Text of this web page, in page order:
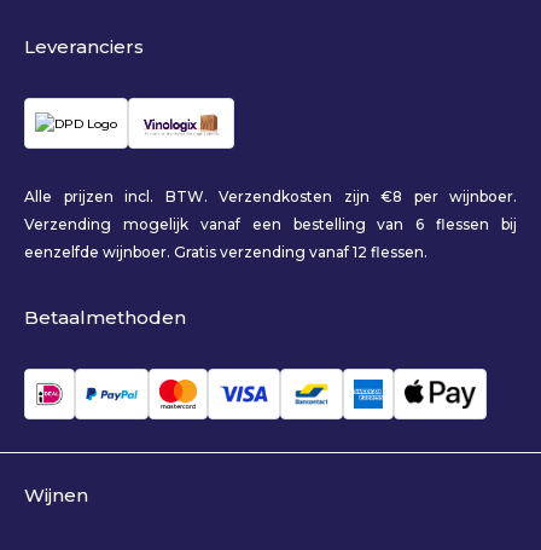
Leveranciers
Alle prijzen incl. BTW. Verzendkosten zijn €8 per wijnboer.
Verzending mogelijk vanaf een bestelling van 6 flessen bij
eenzelfde wijnboer. Gratis verzending vanaf 12 flessen.
Betaalmethoden
Wijnen